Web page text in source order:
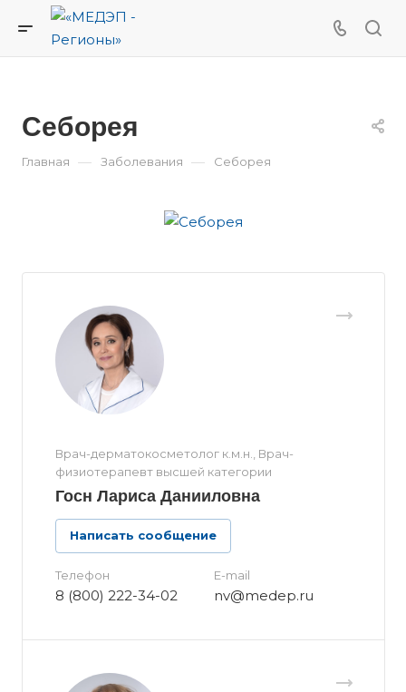
Себорея
Главная — Заболевания — Себорея
Врач-дерматокосметолог к.м.н., Врач-
физиотерапевт высшей категории
Госн Лариса Данииловна
Написать сообщение
Телефон
8 (800) 222-34-02
E-mail
nv@medep.ru